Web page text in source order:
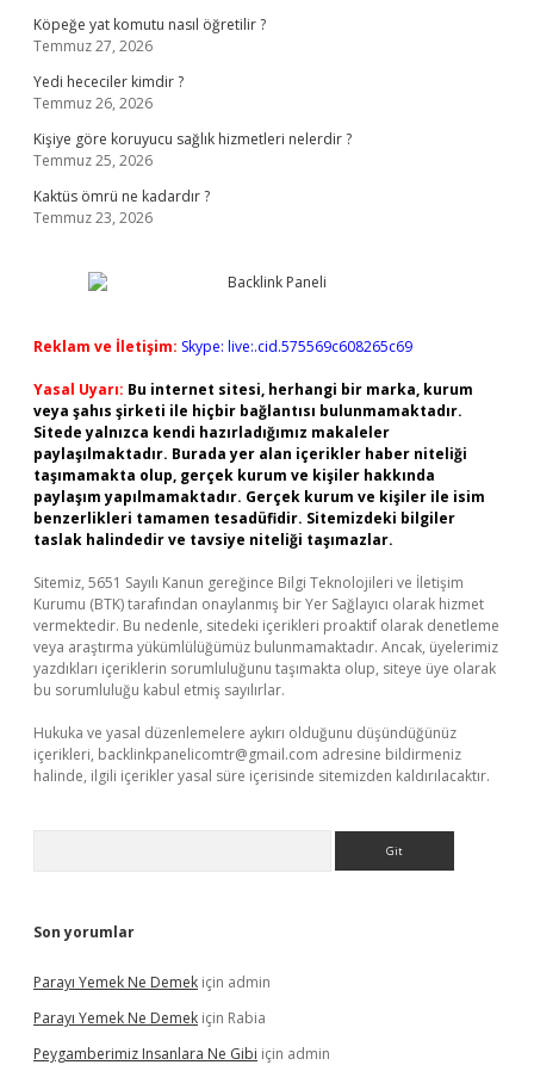
Köpeğe yat komutu nasıl öğretilir ?
Temmuz 27, 2026
Yedi hececiler kimdir ?
Temmuz 26, 2026
Kişiye göre koruyucu sağlık hizmetleri nelerdir ?
Temmuz 25, 2026
Kaktüs ömrü ne kadardır ?
Temmuz 23, 2026
Reklam ve İletişim: Skype: live:.cid.575569c608265c69
Yasal Uyarı: Bu internet sitesi, herhangi bir marka, kurum
veya şahıs şirketi ile hiçbir bağlantısı bulunmamaktadır.
Sitede yalnızca kendi hazırladığımız makaleler
paylaşılmaktadır. Burada yer alan içerikler haber niteliği
taşımamakta olup, gerçek kurum ve kişiler hakkında
paylaşım yapılmamaktadır. Gerçek kurum ve kişiler ile isim
benzerlikleri tamamen tesadüfidir. Sitemizdeki bilgiler
taslak halindedir ve tavsiye niteliği taşımazlar.
Sitemiz, 5651 Sayılı Kanun gereğince Bilgi Teknolojileri ve İletişim
Kurumu (BTK) tarafından onaylanmış bir Yer Sağlayıcı olarak hizmet
vermektedir. Bu nedenle, sitedeki içerikleri proaktif olarak denetleme
veya araştırma yükümlülüğümüz bulunmamaktadır. Ancak, üyelerimiz
yazdıkları içeriklerin sorumluluğunu taşımakta olup, siteye üye olarak
bu sorumluluğu kabul etmiş sayılırlar.
Hukuka ve yasal düzenlemelere aykırı olduğunu düşündüğünüz
içerikleri, backlinkpanelicomtr@gmail.com adresine bildirmeniz
halinde, ilgili içerikler yasal süre içerisinde sitemizden kaldırılacaktır.
Son yorumlar
Parayı Yemek Ne Demek için admin
Parayı Yemek Ne Demek için Rabia
Peygamberimiz Insanlara Ne Gibi için admin